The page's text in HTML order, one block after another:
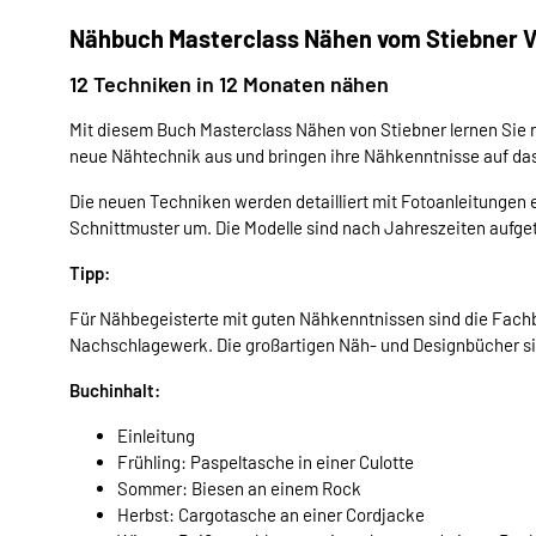
Nähbuch Masterclass Nähen vom Stiebner
12 Techniken in 12 Monaten nähen
Mit diesem Buch Masterclass Nähen von Stiebner lernen
neue Nähtechnik aus und bringen ihre Nähkenntnisse auf
Die neuen Techniken werden detailliert mit
Schnittmuster um. Die Modelle sind nach Jahreszeiten
Tipp:
Für Nähbegeisterte mit guten Nähkenntnissen sind die
Nachschlagewerk. Die großartigen Näh- und Designbücher
Buchinhalt:
Einleitung
Frühling: Paspeltasche in einer Culotte
Sommer: Biesen an einem Rock
Herbst: Cargotasche an einer Cordjacke